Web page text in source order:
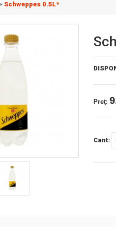
> Schweppes 0.5L*
Preţ:
Cant: